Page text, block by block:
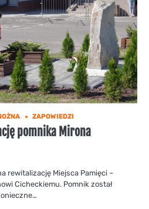
ZAPOWIEDZI
pomnika Mirona
rewitalizację Miejsca Pamięci –
Cicheckiemu. Pomnik został